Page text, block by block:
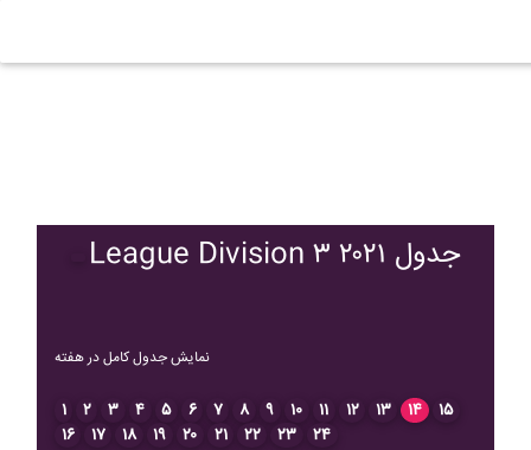
League Division ۳ ۲۰۲۱ جدول
نمایش جدول کامل در هفته
۱ ۲ ۳ ۴ ۵ ۶ ۷ ۸ ۹ ۱۰ ۱۱ ۱۲ ۱۳ ۱۴
۱۵
۱۶
۱۷ ۱۸ ۱۹ ۲۰ ۲۱ ۲۲ ۲۳ ۲۴